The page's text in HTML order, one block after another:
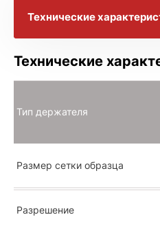
Технические
Брошюры с
Технические
Тип держателя
Размер сетки образца
Разрешение